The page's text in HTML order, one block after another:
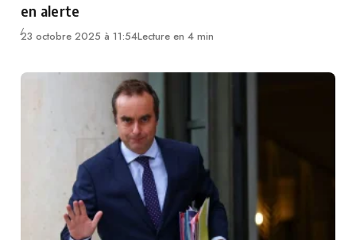
en alerte
23 octobre 2025 à 11:54Lecture en 4 min